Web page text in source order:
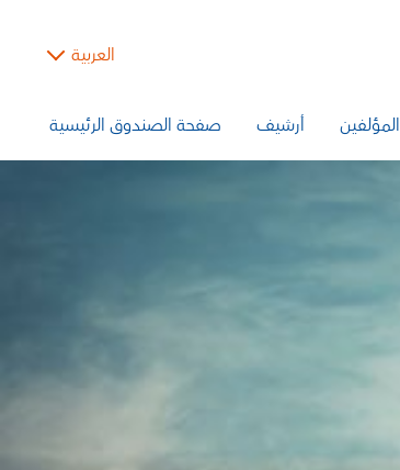
العربية
المؤلفين أرشيف صفحة الصندوق الرئيسية